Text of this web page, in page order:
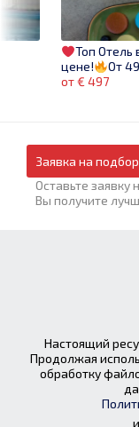
Топ Отель
цене!
От
от € 497
Заявка на
Оставьте заявку
Вы получите
Настоящий
Продолжая
обработку